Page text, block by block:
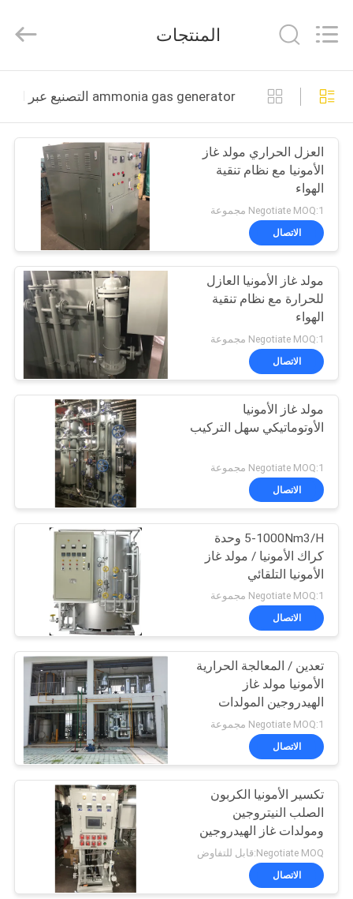
بيت
منتجات
معلومات
جولة
المصنع
مراقبة
الجودة
اتصل
أخبار
القضايا
اطلب
عرض
أسعار
NEWS
خريطة
الموقع
سياسة
الخصوصية
Technology
Co.,Ltd.
Reserved.
المنتجات
ammonia gas generator التصنيع عبر الإنترنت
العزل الحراري مولد غاز
الأمونيا مع نظام تنقية
الهواء
Negotiate MOQ:1 مجموعة
الاتصال
مولد غاز الأمونيا العازل
للحرارة مع نظام تنقية
الهواء
Negotiate MOQ:1 مجموعة
الاتصال
مولد غاز الأمونيا
الأوتوماتيكي سهل التركيب
Negotiate MOQ:1 مجموعة
الاتصال
5-1000Nm3/H وحدة
كراك الأمونيا / مولد غاز
الأمونيا التلقائي
Negotiate MOQ:1 مجموعة
الاتصال
تعدين / المعالجة الحرارية
الأمونيا مولد غاز
الهيدروجين المولدات
Negotiate MOQ:1 مجموعة
الاتصال
تكسير الأمونيا الكربون
الصلب النيتروجين
ومولدات غاز الهيدروجين
Negotiate MOQ:قابل للتفاوض
الاتصال